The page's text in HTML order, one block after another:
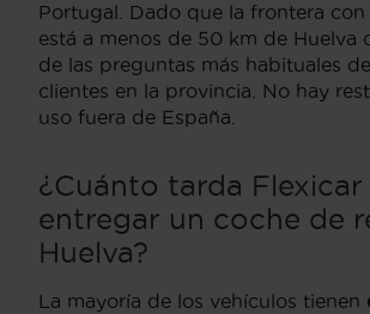
Portugal. Dado que la frontera
está a menos de 50 km de Huelva
de las preguntas más habituales
clientes en la provincia. No hay
uso fuera de España.
¿Cuánto tarda Flexicar
entregar un coche de
Huelva?
La mayoría de los vehículos tienen